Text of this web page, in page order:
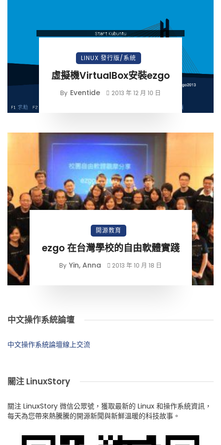
LINUX 發行版/系統
虛擬機VirtualBox安裝ezgo
By Eventide 2013 年 12 月 10 日
開源教育
ezgo 在台灣學校的自由軟體實踐
By Yin, Anna 2013 年 10 月 18 日
中文操作系統論壇
中文操作系統論壇線上交流
關注 LinuxStory
關注 LinuxStory 微信公眾號，獲取最新的 Linux 和操作系統資訊，
每天為您帶來熱騰騰的開源新聞與新鮮溫暖的科技故事。